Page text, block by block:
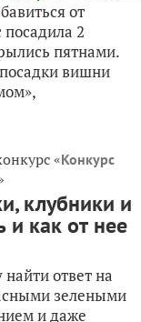
от
2
пятнами.
вишни
«Конкурс
клубники и
и как от нее
ответ на
зелеными
и даже